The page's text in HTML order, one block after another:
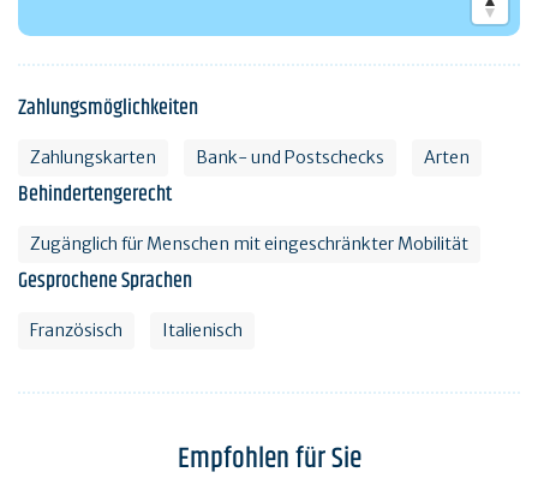
Zahlungsmöglichkeiten
Zahlungskarten Bank- und Postschecks Arten
Behindertengerecht
Zugänglich für Menschen mit eingeschränkter Mobilität
Gesprochene Sprachen
Französisch Italienisch
Empfohlen für Sie